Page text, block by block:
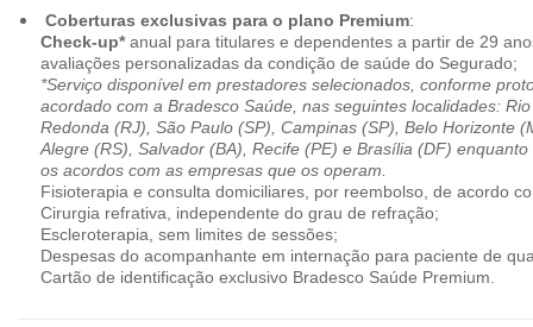
Coberturas exclusivas para o plano Premium:
Check-up*anual para titulares e dependentes a partir de 29
avaliações personalizadas da condição de saúde do Segurado;
*Serviço disponível em prestadores selecionados, conforme
acordado com a Bradesco Saúde, nas seguintes localidades:
Redonda (RJ), São Paulo (SP), Campinas (SP), Belo Horizonte
Alegre (RS), Salvador (BA), Recife (PE) e Brasília (DF)
os acordos com as empresas que os operam.
Fisioterapia e consulta domiciliares, por reembolso, de acordo
Cirurgia refrativa, independente do grau de refração;
Escleroterapia, sem limites de sessões;
Despesas do acompanhante em internação para paciente de
Cartão de identificação exclusivo Bradesco Saúde Premium.